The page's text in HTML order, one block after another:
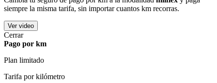
siempre la misma tarifa, sin importar cuantos km recorras.
Ver video
Cerrar
Pago por km
Plan limitado
Tarifa por kilómetro